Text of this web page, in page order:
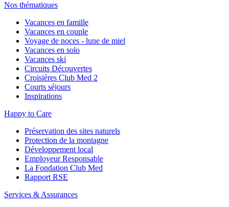
Nos thématiques
Vacances en famille
Vacances en couple
Voyage de noces - lune de miel
Vacances en solo
Vacances ski
Circuits Découvertes
Croisières Club Med 2
Courts séjours
Inspirations
Happy to Care
Préservation des sites naturels
Protection de la montagne
Développement local
Employeur Responsable
La Fondation Club Med
Rapport RSE
Services & Assurances